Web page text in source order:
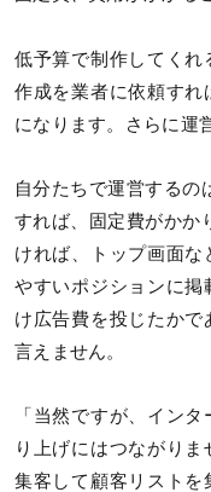
低予算で制作してく
作成を業者に依頼す
になります。さらに運
自分たちで運営するの
すれば、固定費がかか
ければ、トップ画面
やすいポジションに
け広告費を投じたか
言えません。
「当然ですが、イン
り上げにはつながり
集客して顧客リストを